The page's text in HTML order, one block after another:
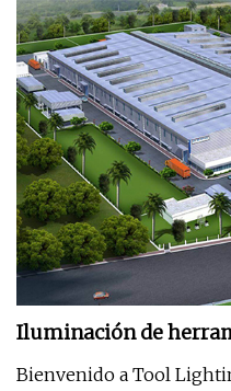
Iluminación de
Bienvenido a Tool